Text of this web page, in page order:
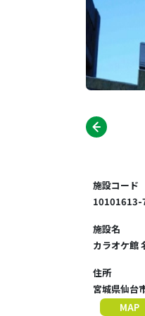
施設コード
10101613-
施設名
カラオケ館
住所
宮城県仙台
MAP